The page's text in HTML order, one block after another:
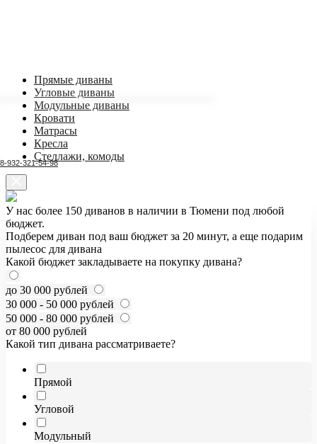
8-932-321-54-98
Прямые диваны
Угловые диваны
Модульные диваны
Кровати
Матрасы
Кресла
Стеллажи, комоды
У нас более 150 диванов в наличии в Тюмени под любой
бюджет.
Подберем диван под ваш бюджет за 20 минут, а еще подарим
пылесос для дивана
Какой бюджет закладываете на покупку дивана?
до 30 000 рублей
30 000 - 50 000 рублей
50 000 - 80 000 рублей
от 80 000 рублей
Какой тип дивана рассматриваете?
Прямой
Угловой
Модульный